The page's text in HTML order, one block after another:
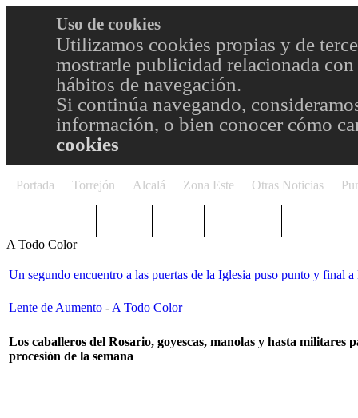
Uso de cookies
Utilizamos cookies propias y de
mostrarle publicidad relacionada
hábitos de navegación.
Si continúa navegando,
información, o bien conocer cómo
cookies
Portada Torrejón Alcalá Zona Este Otras Noticias
A Todo Color
Un segundo encuentro a las puertas de la Iglesia puso punto y final
Lente de Aumento - A Todo Color
Los caballeros del Rosario, goyescas, manolas y hasta militares
procesión de la semana